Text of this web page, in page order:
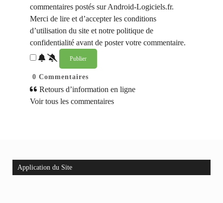
commentaires postés sur Android-Logiciels.fr.
Merci de lire et d’accepter les conditions
d’utilisation du site et notre politique de
confidentialité avant de poster votre commentaire.
0 Commentaires
Retours d’information en ligne
Voir tous les commentaires
Application du Site